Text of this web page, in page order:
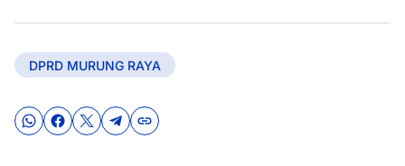
DPRD MURUNG RAYA